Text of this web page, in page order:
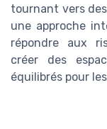
tournant vers
une approche
répondre aux
créer des
équilibrés pour